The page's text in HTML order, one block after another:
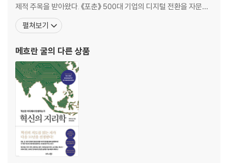
대만을 맴도는 정치적 폭풍우
중국이 대만을 상대로 군사력을 사용한다면?
시진핑에게 집중되는 권력, 불안해지는 대만
대만이 봉쇄될 경우 세계 경제가 입을 타격
제7장 러시아-우크라이나 전쟁과 한국의 방위산업_유라시아 리스크
전쟁이 시작되고, 상실과 고통도 시작되었다
러시아-우크라이나 전쟁은 왜 일어나게 된 것일까?
서방 세계, 러시아를 대상으로 에너지 제재를 가하다
전쟁이 식량 인플레이션 위험을 가져오는 과정
유럽 국가들은 왜 대규모 군비 증강에 나설까?
갈등 속에서 급부상한 한국의 방위산업
제적 주목을 받아왔다. 《포춘》 500대 기업의 디지털 전환을 자문하
는 한편, 다보스 연차 총회와 세계정부정상회의WGS 등 세계 주요
무대에서 연사로 활약했다. 이 모든 경력의 바탕에는 하나의 집요한
떤 곳에서는 그렇지 못한가.’ 그 답을 찾아가는 과정에
펼쳐보기
메흐란 굴의 다른 상품